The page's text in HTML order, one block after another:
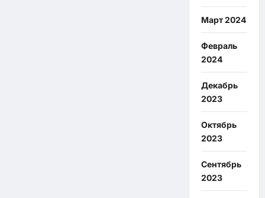
Март 2024
Февраль
2024
Декабрь
2023
Октябрь
2023
Сентябрь
2023